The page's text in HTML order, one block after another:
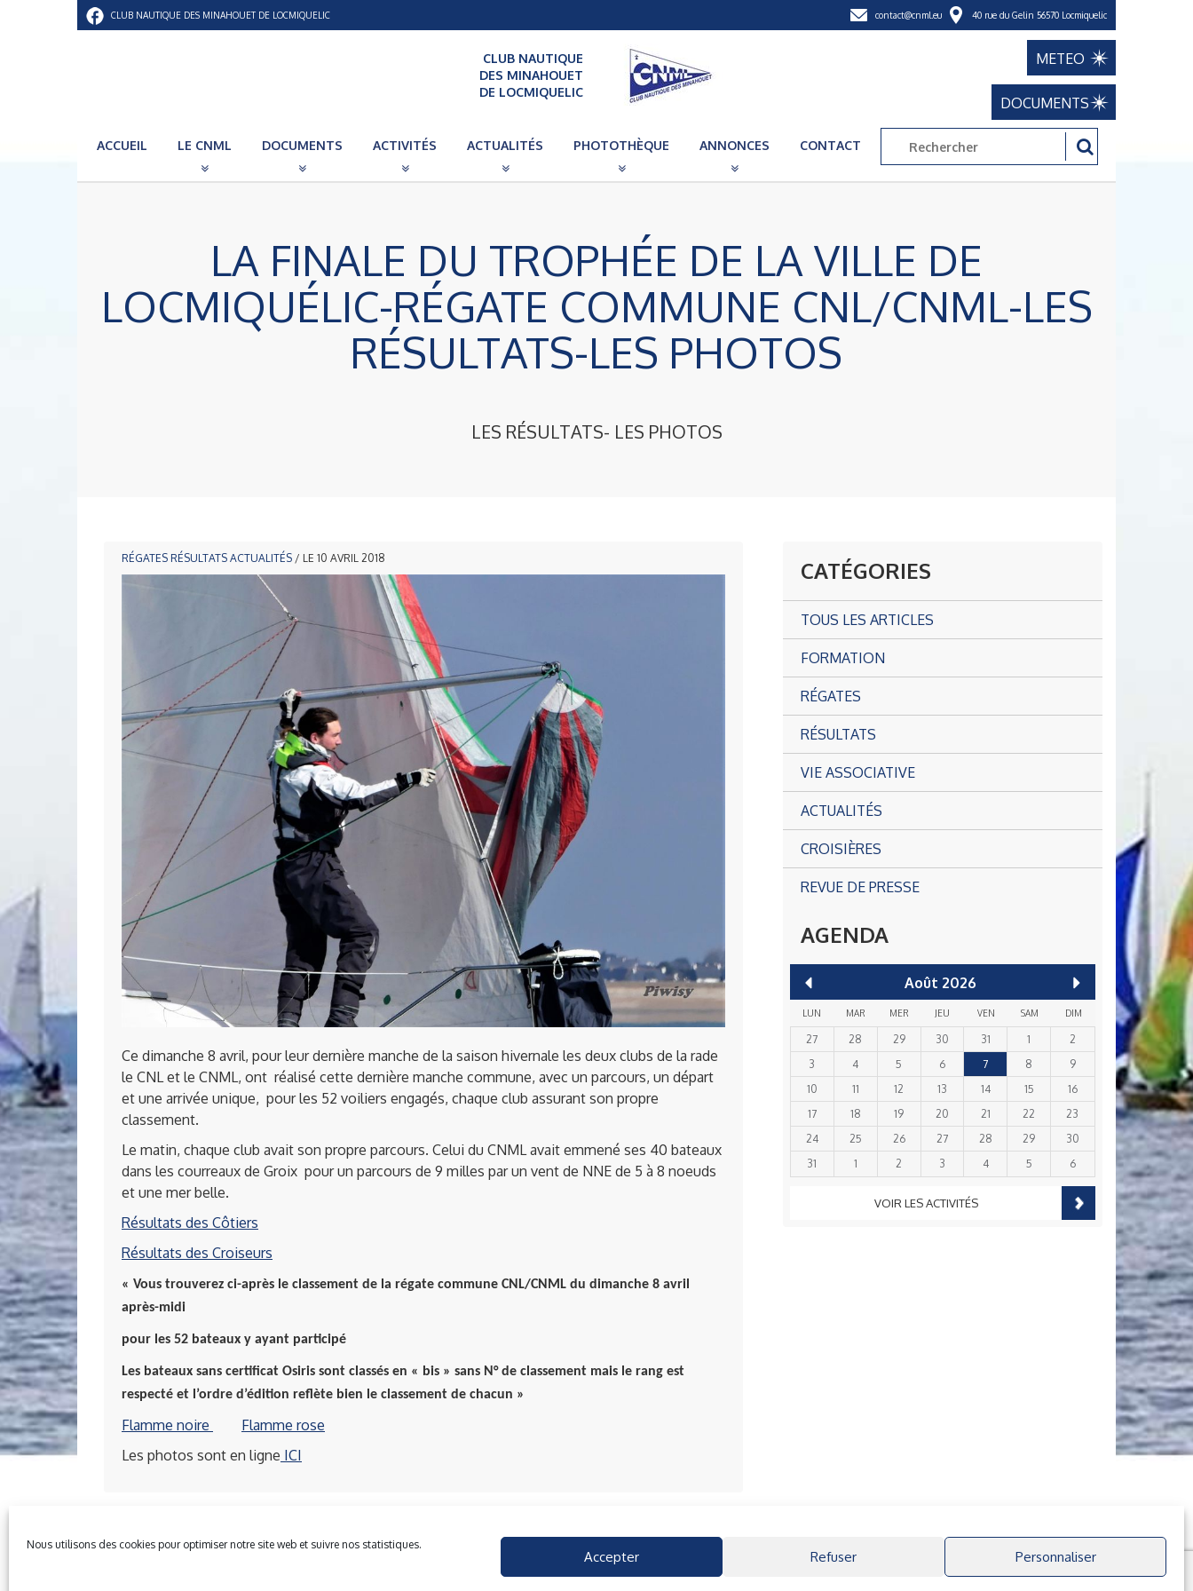
Nous utilisons des cookies pour optimiser notre site web et suivre nos statistiques.
Accepter Refuser Personnaliser
CLUB NAUTIQUE DES MINAHOUET DE LOCMIQUELIC 40 rue du Gelin 56570 Locmiquelic
contact@cnml.eu
CLUB NAUTIQUE
DES MINAHOUET
DE LOCMIQUELIC
METEO
DOCUMENTS
ACCUEIL LE CNML DOCUMENTS ACTIVITÉS ACTUALITÉS PHOTOTHÈQUE ANNONCES CONTACT
LA FINALE DU TROPHÉE DE LA VILLE DE
LOCMIQUÉLIC-RÉGATE COMMUNE CNL/CNML-LES
RÉSULTATS-LES PHOTOS
LES RÉSULTATS- LES PHOTOS
RÉGATES RÉSULTATS ACTUALITÉS / LE 10 AVRIL 2018
Ce dimanche 8 avril, pour leur dernière manche de la saison hivernale les deux clubs de la rade
le CNL et le CNML, ont réalisé cette dernière manche commune, avec un parcours, un départ
et une arrivée unique, pour les 52 voiliers engagés, chaque club assurant son propre
classement.
Le matin, chaque club avait son propre parcours. Celui du CNML avait emmené ses 40 bateaux
dans les courreaux de Groix pour un parcours de 9 milles par un vent de NNE de 5 à 8 noeuds
et une mer belle.
Résultats des Côtiers
Résultats des Croiseurs
« Vous trouverez ci-après le classement de la régate commune CNL/CNML du dimanche 8 avril
après-midi
pour les 52 bateaux y ayant participé
Les bateaux sans certificat Osiris sont classés en « bis » sans N° de classement mais le rang est
respecté et l’ordre d’édition reflète bien le classement de chacun »
Flamme noire
Flamme rose
Les photos sont en ligne ICI
CATÉGORIES
TOUS LES ARTICLES
FORMATION
RÉGATES
RÉSULTATS
VIE ASSOCIATIVE
ACTUALITÉS
CROISIÈRES
REVUE DE PRESSE
AGENDA
Août 2026
LUN MAR MER JEU VEN SAM DIM
27 28 29 30 31 1
2
3
4 5 6 7 8
9
10
11 12 13 14 15
16
17
18 19 20 21 22
23
24
25 26 27 28 29
30
31
1 2 3 4 5 6
VOIR LES ACTIVITÉS
40 rue du Gelin 56570 Locmiquelic contact@cnml.eu Facebook